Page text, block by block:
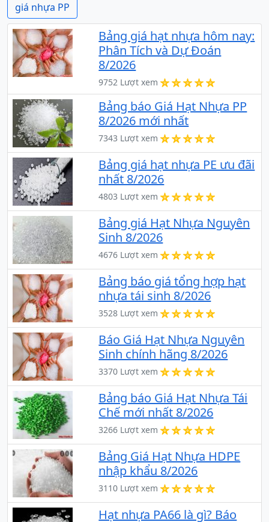
giá nhựa PP
Bảng giá hạt nhựa hôm nay:
Phân Tích và Dự Đoán
8/2026
9752 Lượt xem
Bảng báo Giá Hạt Nhựa PP
8/2026 mới nhất
7343 Lượt xem
Bảng giá hạt nhựa PE ưu đãi
nhất 8/2026
4803 Lượt xem
Bảng giá Hạt Nhựa Nguyên
Sinh 8/2026
4676 Lượt xem
Bảng báo giá tổng hợp hạt
nhựa tái sinh 8/2026
3528 Lượt xem
Báo Giá Hạt Nhựa Nguyên
Sinh chính hãng 8/2026
3370 Lượt xem
Bảng báo Giá Hạt Nhựa Tái
Chế mới nhất 8/2026
3266 Lượt xem
Bảng Giá Hạt Nhựa HDPE
nhập khẩu 8/2026
3110 Lượt xem
Hạt nhựa PA66 là gì? Báo